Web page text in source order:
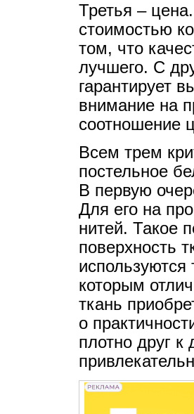
Третья –
стоимостью
том, что
лучшего. С
гарантирует
внимание на
соотношение
Всем трем
постельное
В первую
Для его на
нитей. Такое
поверхность
которым
ткань
о
плотно друг к